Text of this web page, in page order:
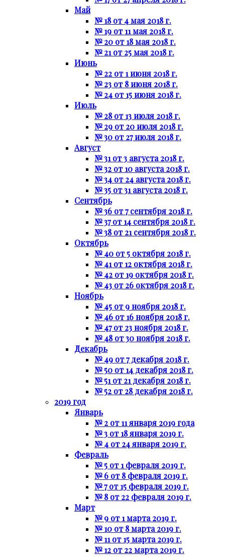
Май
№ 18 от 4 мая 2018 г.
№ 19 от 11 мая 2018 г.
№ 20 от 18 мая 2018 г.
№ 21 от 25 мая 2018 г.
Июнь
№ 22 от 1 июня 2018 г.
№ 23 от 8 июня 2018 г.
№ 24 от 15 июня 2018 г.
Июль
№ 28 от 13 июля 2018 г.
№ 29 от 20 июля 2018 г.
№ 30 от 27 июля 2018 г.
Август
№ 31 от 3 августа 2018 г.
№ 32 от 10 августа 2018 г.
№ 34 от 24 августа 2018 г.
№ 35 от 31 августа 2018 г.
Сентябрь
№ 36 от 7 сентября 2018 г.
№ 37 от 14 сентября 2018 г.
№ 38 от 21 сентября 2018 г.
Октябрь
№ 40 от 5 октября 2018 г.
№ 41 от 12 октября 2018 г.
№ 42 от 19 октября 2018 г.
№ 43 от 26 октября 2018 г.
Ноябрь
№ 45 от 9 ноября 2018 г.
№ 46 от 16 ноября 2018 г.
№ 47 от 23 ноября 2018 г.
№ 48 от 30 ноября 2018 г.
Декабрь
№ 49 от 7 декабря 2018 г.
№ 50 от 14 декабря 2018 г.
№ 51 от 21 декабря 2018 г.
№ 52 от 28 декабря 2018 г.
2019 год
Январь
№ 2 от 11 января 2019 года
№ 3 от 18 января 2019 г.
№ 4 от 24 января 2019 г.
Февраль
№ 5 от 1 февраля 2019 г.
№ 6 от 8 февраля 2019 г.
№ 7 от 15 февраля 2019 г.
№ 8 от 22 февраля 2019 г.
Март
№ 9 от 1 марта 2019 г.
№ 10 от 8 марта 2019 г.
№ 11 от 15 марта 2019 г.
№ 12 от 22 марта 2019 г.